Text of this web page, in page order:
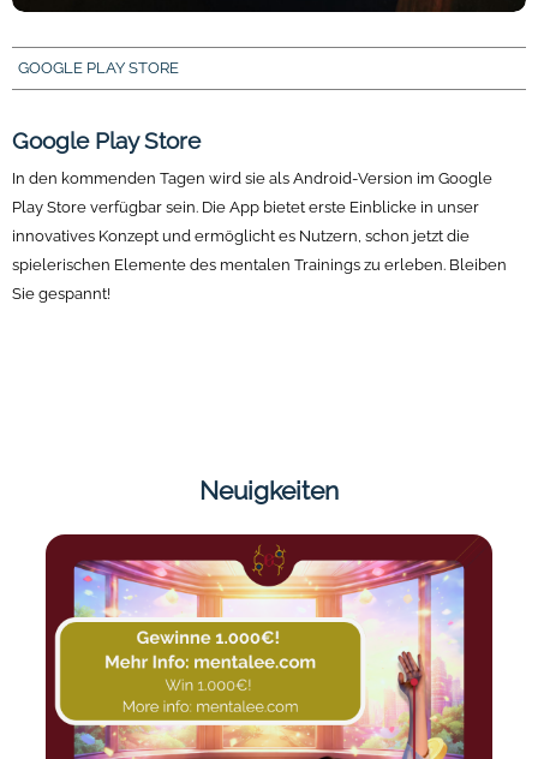
GOOGLE PLAY STORE
Google Play Store
In den kommenden Tagen wird sie als Android-Version im Google
Play Store verfügbar sein. Die App bietet erste Einblicke in unser
innovatives Konzept und ermöglicht es Nutzern, schon jetzt die
spielerischen Elemente des mentalen Trainings zu erleben. Bleiben
Sie gespannt!
Neuigkeiten